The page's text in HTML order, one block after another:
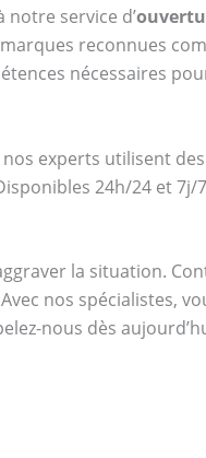
notre service d’
reconnues
nécessaires
experts utilisent
24h/24 et
la situation.
nos spécialistes,
nous dès